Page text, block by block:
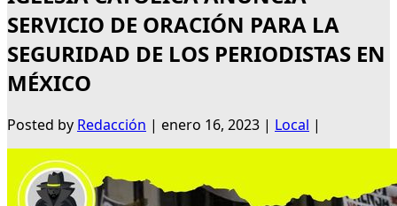
SERVICIO DE ORACIÓN PARA LA
SEGURIDAD DE LOS PERIODISTAS EN
MÉXICO
Posted by Redacción | enero 16, 2023 | Local |